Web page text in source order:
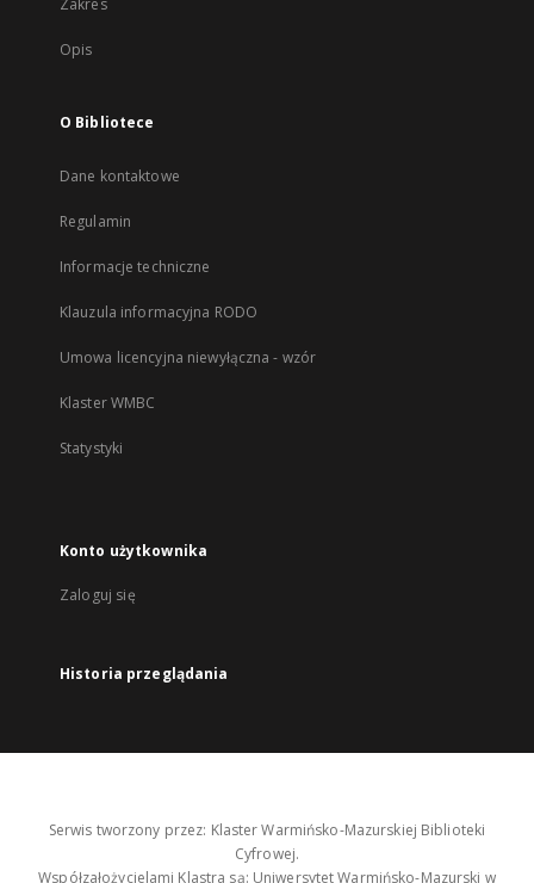
Zakres
Opis
O Bibliotece
Dane kontaktowe
Regulamin
Informacje techniczne
Klauzula informacyjna RODO
Umowa licencyjna niewyłączna - wzór
Klaster WMBC
Statystyki
Konto użytkownika
Zaloguj się
Historia przeglądania
Serwis tworzony przez: Klaster Warmińsko-Mazurskiej Biblioteki
Cyfrowej.
Współzałożycielami Klastra są: Uniwersytet Warmińsko-Mazurski w